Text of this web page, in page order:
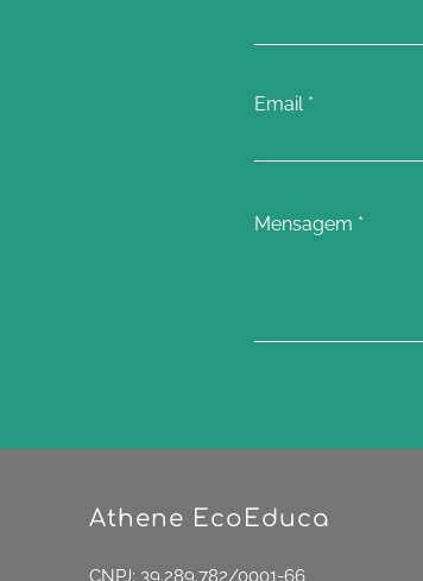
Email
Mensagem
Athene EcoEduca
CNPJ: 39.289.782/0001-66